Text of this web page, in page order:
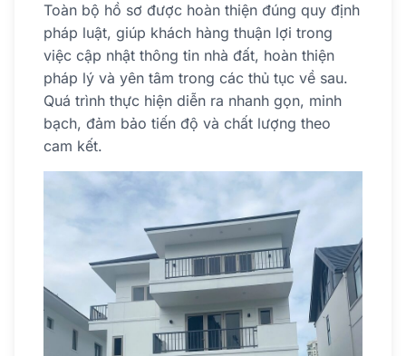
Toàn bộ hồ sơ được hoàn thiện đúng quy định
pháp luật, giúp khách hàng thuận lợi trong
việc cập nhật thông tin nhà đất, hoàn thiện
pháp lý và yên tâm trong các thủ tục về sau.
Quá trình thực hiện diễn ra nhanh gọn, minh
bạch, đảm bảo tiến độ và chất lượng theo
cam kết.